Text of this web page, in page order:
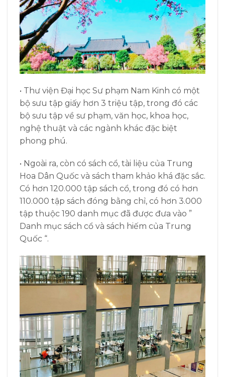
• Thư viện Đại học Sư phạm Nam Kinh có một
bộ sưu tập giấy hơn 3 triệu tập, trong đó các
bộ sưu tập về sư phạm, văn học, khoa học,
nghệ thuật và các ngành khác đặc biệt
phong phú.
• Ngoài ra, còn có sách cổ, tài liệu của Trung
Hoa Dân Quốc và sách tham khảo khá đặc sắc.
Có hơn 120.000 tập sách cổ, trong đó có hơn
110.000 tập sách đóng bằng chỉ, có hơn 3.000
tập thuộc 190 danh mục đã được đưa vào ”
Danh mục sách cổ và sách hiếm của Trung
Quốc “.